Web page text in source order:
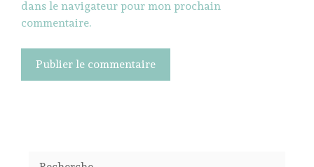
dans le navigateur pour mon prochain
commentaire.